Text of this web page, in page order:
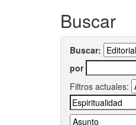
Buscar
Buscar:
por
Filtros actuales: